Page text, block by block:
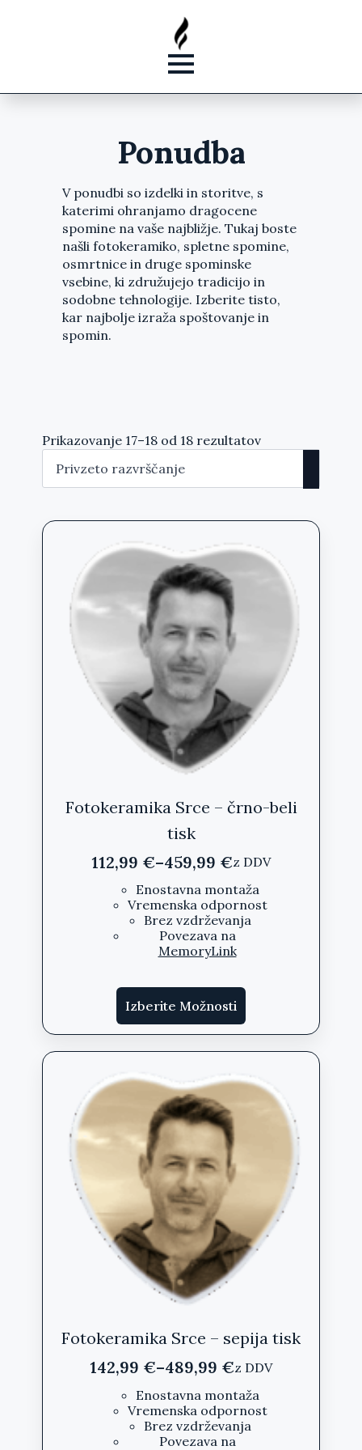
Ponudba
V ponudbi so izdelki in storitve, s
katerimi ohranjamo dragocene
spomine na vaše najbližje. Tukaj boste
našli fotokeramiko, spletne spomine,
osmrtnice in druge spominske
vsebine, ki združujejo tradicijo in
sodobne tehnologije. Izberite tisto,
kar najbolje izraža spoštovanje in
spomin.
Prikazovanje 17–18 od 18 rezultatov
Fotokeramika Srce – črno-beli
tisk
112,99 €–459,99 €
Cenovni
razpon:
od
112,99 €
do
z DDV
Enostavna montaža
Vremenska odpornost
Brez vzdrževanja
Povezava na
MemoryLink
Izberite Možnosti
Ta
izdelek
ima
več
Možnosti
izberete
na
strani
izdelka
Fotokeramika Srce – sepija tisk
142,99 €–489,99 €
Cenovni
razpon:
od
142,99 €
z DDV
Enostavna montaža
Vremenska odpornost
Brez vzdrževanja
Povezava na